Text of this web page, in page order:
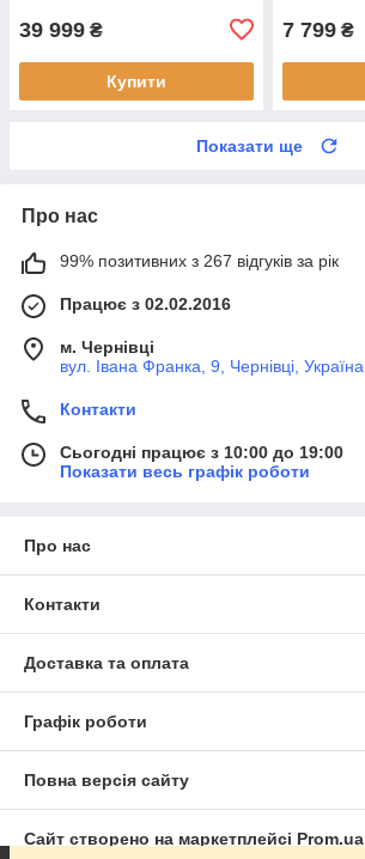
39 999 ₴
Купити
7 799 ₴
Показати ще
Про нас
99% позитивних з 267 відгуків за рік
Працює з 02.02.2016
м. Чернівці
вул. Івана Франка, 9, Чернівці, Україна
Контакти
Сьогодні працює з 10:00 до 19:00
Показати весь графік роботи
Про нас
Контакти
Доставка та оплата
Графік роботи
Повна версія сайту
Сайт створено на маркетплейсі Prom.ua